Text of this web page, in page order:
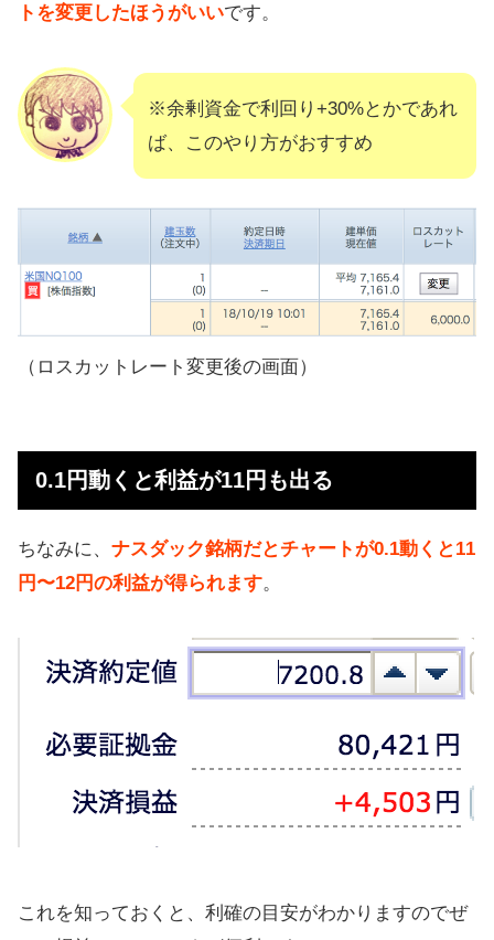
トを変更したほうがいいです。
※余剰資金で利回り+30%とかであれ
ば、このやり方がおすすめ
（ロスカットレート変更後の画面）
0.1円動くと利益が11円も出る
ちなみに、 ナスダック銘柄だとチャートが0.1動くと11
円〜12円の利益が得られます。
これを知っておくと、利確の目安がわかりますのでぜ